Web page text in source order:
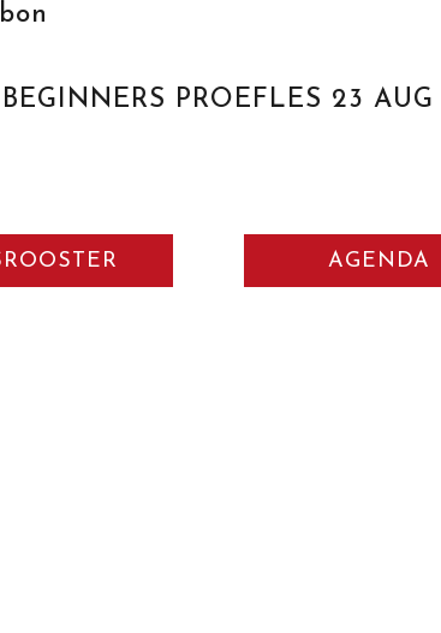
PROEFLES 23 AUG
AGENDA